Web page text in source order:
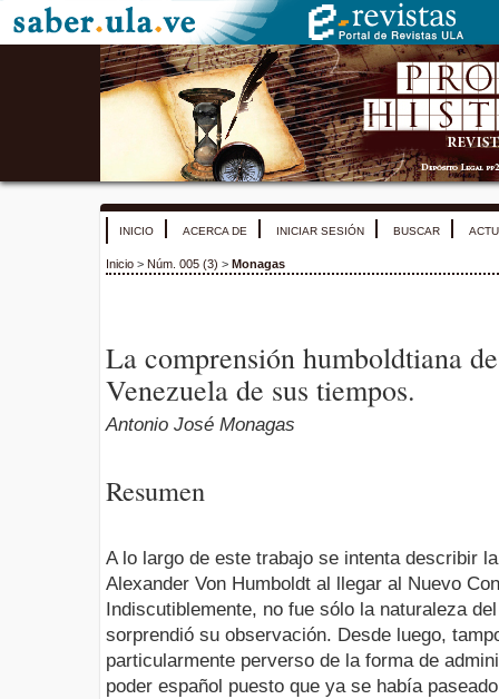
INICIO ACERCA DE INICIAR SESIÓN BUSCAR
Inicio > Núm. 005 (3) > Monagas
La comprensión humboldtiana
Venezuela de sus tiempos.
Antonio José Monagas
Resumen
A lo largo de este trabajo se intenta describir
Alexander Von Humboldt al llegar al Nuevo
Indiscutiblemente, no fue sólo la naturaleza
sorprendió su observación. Desde luego,
particularmente perverso de la forma de
poder español puesto que ya se había